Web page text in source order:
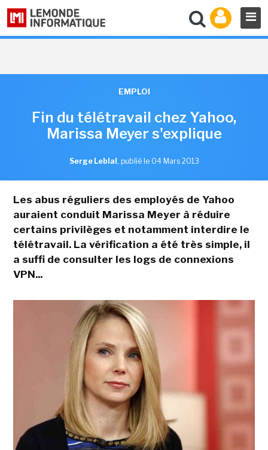
EMPLOI
Fin du télétravail chez Yahoo,
Marissa Meyer s'explique
Serge Leblal , publié le 04 Mars 2013
Les abus réguliers des employés de Yahoo
auraient conduit Marissa Meyer à réduire
certains privilèges et notamment interdire le
télétravail. La vérification a été très simple, il
a suffi de consulter les logs de connexions
VPN...